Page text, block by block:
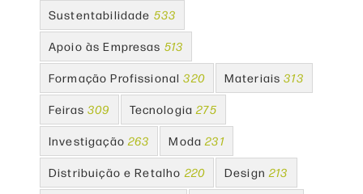
Sustentabilidade 533
Apoio às Empresas 513
Formação Profissional 320 Materiais 313
Feiras 309 Tecnologia 275
Investigação 263 Moda 231
Distribuição e Retalho 220 Design 213